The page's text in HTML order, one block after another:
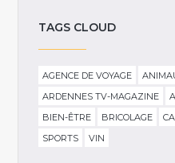
TAGS CLOUD
AGENCE DE VOYAGE
ARDENNES TV-MAGAZINE
BIEN-ÊTRE
BRICOLAGE
SPORTS
VIN